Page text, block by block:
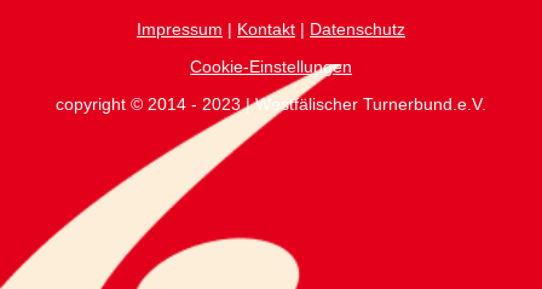
Impressum | Kontakt | Datenschutz
Cookie-Einstellungen
copyright © 2014 - 2023 | Westfälischer Turnerbund.e.V.